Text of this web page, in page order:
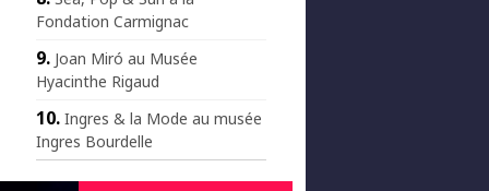
Fondation Carmignac
Joan Miró au Musée
Hyacinthe Rigaud
Ingres & la Mode au musée
Ingres Bourdelle